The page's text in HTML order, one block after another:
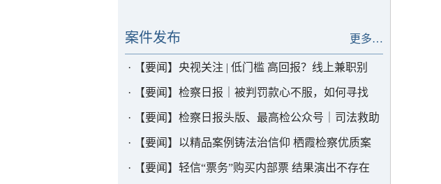
更多…
案件发布
· 【要闻】央视关注 | 低门槛 高回报？线上兼职别
“上套”
· 【要闻】检察日报｜被判罚款心不服，如何寻找
“解结良方”
· 【要闻】检察日报头版、最高检公众号｜司法救助
金为何被退回？
· 【要闻】以精品案例铸法治信仰 栖霞检察优质案
件评选圆满落幕
· 【要闻】轻信“票务”购买内部票 结果演出不存在